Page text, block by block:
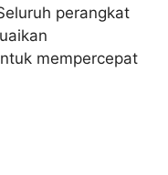
perangkat
mempercepat